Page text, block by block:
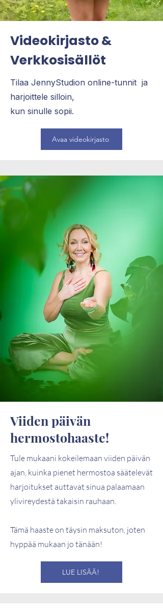
Videokirjasto &
Verkkosisällöt
Tilaa JennyStudion online-tunnit ja
harjoittele silloin,
kun sinulle sopii.
Avaa videokirjasto
Viiden päivän
hermostohaaste!
Tule mukaani kokeilemaan viiden päivän
ajan, kuinka pienet hermostoa säätelevät
harjoitukset auttavat sinua palaamaan
ylivireydestä takaisin rauhaan.
Tämä haaste on täysin maksuton, joten
hyppää mukaan jo tänään!
LUE LISÄÄ!